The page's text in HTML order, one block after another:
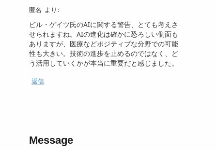
匿名 より:
ビル・ゲイツ氏のAIに関する警告、とても考えさ
せられますね。AIの進化は確かに恐ろしい側面も
ありますが、医療などポジティブな分野での可能
性も大きい。技術の進歩を止めるのではなく、ど
う活用していくかが本当に重要だと感じました。
返信
Message